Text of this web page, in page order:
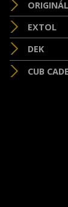
EXTOL
DEK
CUB